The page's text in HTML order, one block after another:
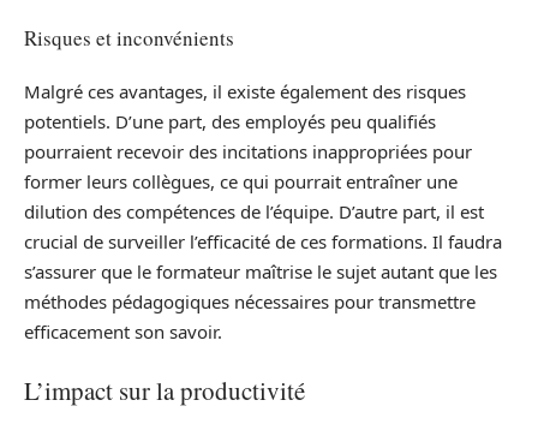
Risques et inconvénients
Malgré ces avantages, il existe également des risques
potentiels. D’une part, des employés peu qualifiés
pourraient recevoir des incitations inappropriées pour
former leurs collègues, ce qui pourrait entraîner une
dilution des compétences de l’équipe. D’autre part, il est
crucial de surveiller l’efficacité de ces formations. Il faudra
s’assurer que le formateur maîtrise le sujet autant que les
méthodes pédagogiques nécessaires pour transmettre
efficacement son savoir.
L’impact sur la productivité